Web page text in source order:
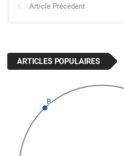
Article Précédent
ARTICLES POPULAIRES